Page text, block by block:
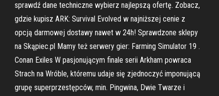
sprawdź dane techniczne wybierz najlepszą ofertę. Zobacz,
gdzie kupisz ARK: Survival Evolved w najniższej cenie z
opcją darmowej dostawy nawet w 24h! Sprawdzone sklepy
na Skąpiec.pl Mamy też serwery gier: Farming Simulator 19 .
Conan Exiles W pasjonującym finale serii Arkham powraca
Strach na Wróble, któremu udaje się zjednoczyć imponującą
grupę superprzestępców, min. Pingwina, Dwie Twarze i